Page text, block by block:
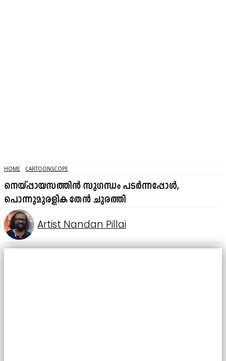
HOME CARTOONSCOPE
നെയ്പ്പായസത്തിൻ സുഗന്ധം പടർന്നപ്പോൾ,
പൊന്നുമുരളിക തേൻ ചുരത്തി
Artist Nandan Pillai